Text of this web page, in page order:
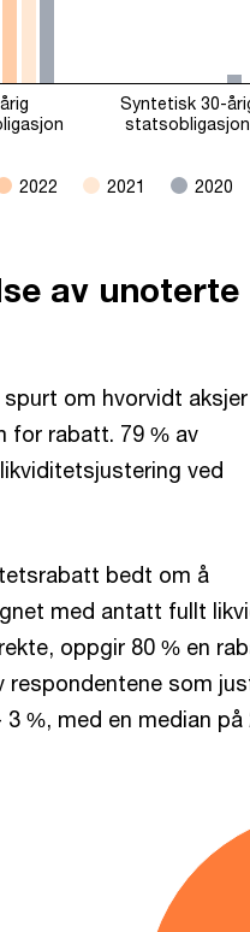
2022 2021 2020
Syntetisk 30-
statsobligasjon
av unoterte
om hvorvidt
for rabatt. 79 % av
ved
bedt om å
med antatt fullt
oppgir 80 % en
respondentene som
%, med en median på